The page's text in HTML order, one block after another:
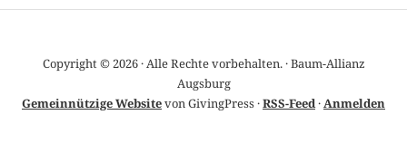
Copyright © 2026 · Alle Rechte vorbehalten. · Baum-Allianz
Augsburg
Gemeinnützige Websitevon GivingPress ·RSS-Feed·Anmelden